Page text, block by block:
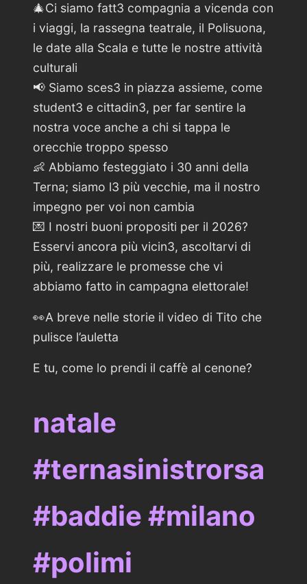
🎄Ci siamo fatt3 compagnia a vicenda con
i viaggi, la rassegna teatrale, il Polisuona,
le date alla Scala e tutte le nostre attività
culturali
📢 Siamo sces3 in piazza assieme, come
student3 e cittadin3, per far sentire la
nostra voce anche a chi si tappa le
orecchie troppo spesso
👶 Abbiamo festeggiato i 30 anni della
Terna; siamo l3 più vecchie, ma il nostro
impegno per voi non cambia
💌 I nostri buoni propositi per il 2026?
Esservi ancora più vicin3, ascoltarvi di
più, realizzare le promesse che vi
abbiamo fatto in campagna elettorale!
👀A breve nelle storie il video di Tito che
pulisce l’auletta
E tu, come lo prendi il caffè al cenone?
natale
#ternasinistrorsa
#baddie #milano
#polimi